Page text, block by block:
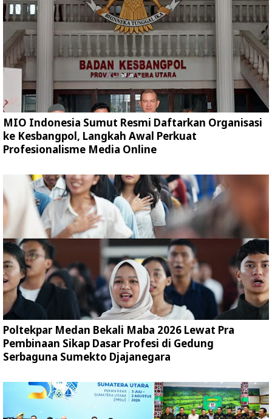
MIO Indonesia Sumut Resmi Daftarkan Organisasi
ke Kesbangpol, Langkah Awal Perkuat
Profesionalisme Media Online
Poltekpar Medan Bekali Maba 2026 Lewat Pra
Pembinaan Sikap Dasar Profesi di Gedung
Serbaguna Sumekto Djajanegara